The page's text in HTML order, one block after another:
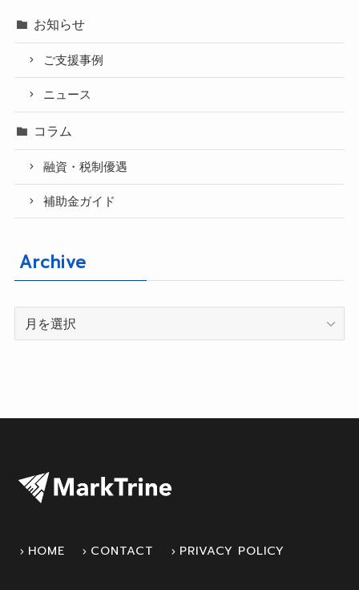
お知らせ
ご支援事例
ニュース
コラム
融資・税制優遇
補助金ガイド
Archive
Archive
HOME CONTACT PRIVACY POLICY